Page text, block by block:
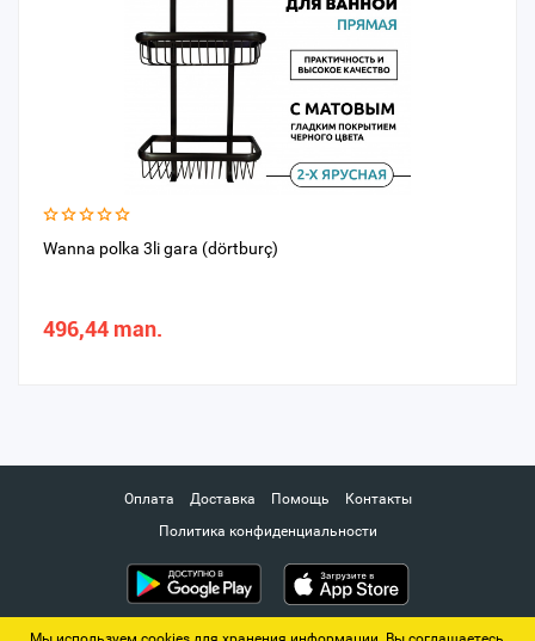
Wanna polka 3li gara (dörtburç)
496,44 man.
Оплата Доставка Помощь
Контакты
Политика конфиденциальности